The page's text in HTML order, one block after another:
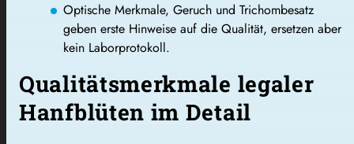
Optische Merkmale, Geruch und Trichombesatz
geben erste Hinweise auf die Qualität, ersetzen aber
kein Laborprotokoll.
Qualitätsmerkmale legaler
Hanfblüten im Detail